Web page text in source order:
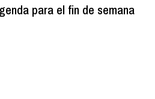
para el fin de semana